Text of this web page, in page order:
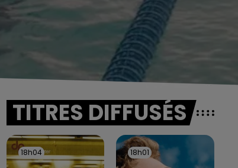
TITRES DIFFUSÉS
18h04
18h04 18h01
18h01